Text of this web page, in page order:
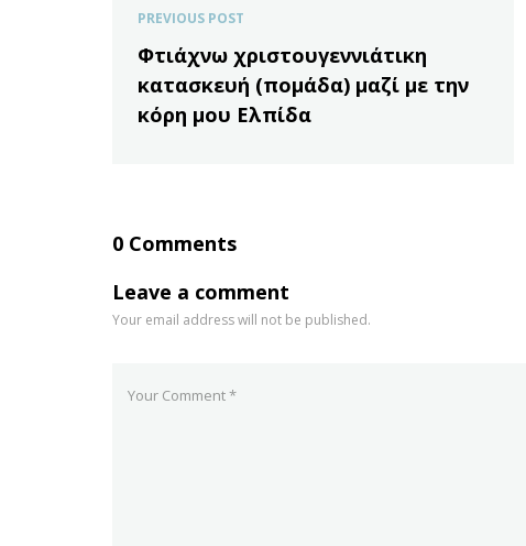
PREVIOUS POST
Φτιάχνω χριστουγεννιάτικη
κατασκευή (πομάδα) μαζί με την
κόρη μου Ελπίδα
0 Comments
Leave a comment
Your email address will not be published.